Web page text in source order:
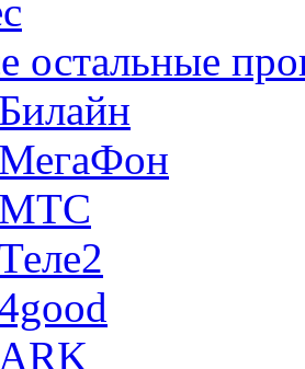
остальные
Билайн
МегаФон
MTC
ARK